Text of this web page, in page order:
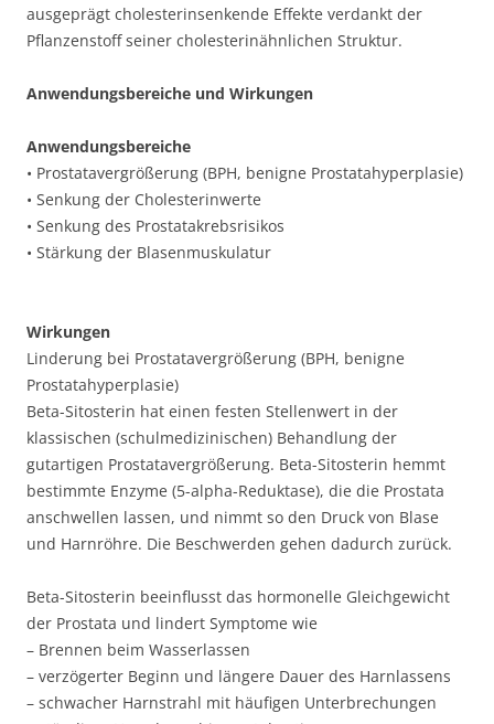
ausgeprägt cholesterinsenkende Effekte verdankt der
Pflanzenstoff seiner cholesterinähnlichen Struktur.
Anwendungsbereiche und Wirkungen
Anwendungsbereiche
• Prostatavergrößerung (BPH, benigne Prostatahyperplasie)
• Senkung der Cholesterinwerte
• Senkung des Prostatakrebsrisikos
• Stärkung der Blasenmuskulatur
Wirkungen
Linderung bei Prostatavergrößerung (BPH, benigne
Prostatahyperplasie)
Beta-Sitosterin hat einen festen Stellenwert in der
klassischen (schulmedizinischen) Behandlung der
gutartigen Prostatavergrößerung. Beta-Sitosterin hemmt
bestimmte Enzyme (5-alpha-Reduktase), die die Prostata
anschwellen lassen, und nimmt so den Druck von Blase
und Harnröhre. Die Beschwerden gehen dadurch zurück.
Beta-Sitosterin beeinflusst das hormonelle Gleichgewicht
der Prostata und lindert Symptome wie
– Brennen beim Wasserlassen
– verzögerter Beginn und längere Dauer des Harnlassens
– schwacher Harnstrahl mit häufigen Unterbrechungen